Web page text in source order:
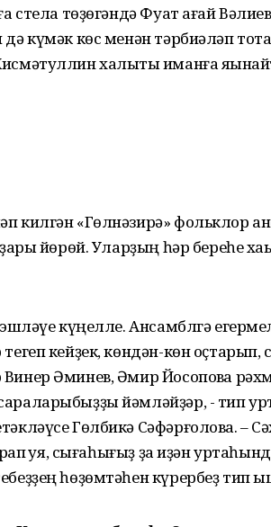
стела төҙөгәндә Фуат ағай
дә күмәк көс менән тәрбиәләп
халыҡты иманға
килгән «Гөлнәзирә» фольклор
йөрөй. Уларҙың һәр береһе
эшләүе күңелле. Ансамблгә
кейҙек, көндән-көн оҫтарып,
Әминев, Әмир Йосоповҡа
йәмләйҙәр, - тип
Гөлбикә Сәфәрғолова. –
ҡуя, сығаһығыҙ ҙа иҙән
һөҙөмтәһен күрербеҙ тип